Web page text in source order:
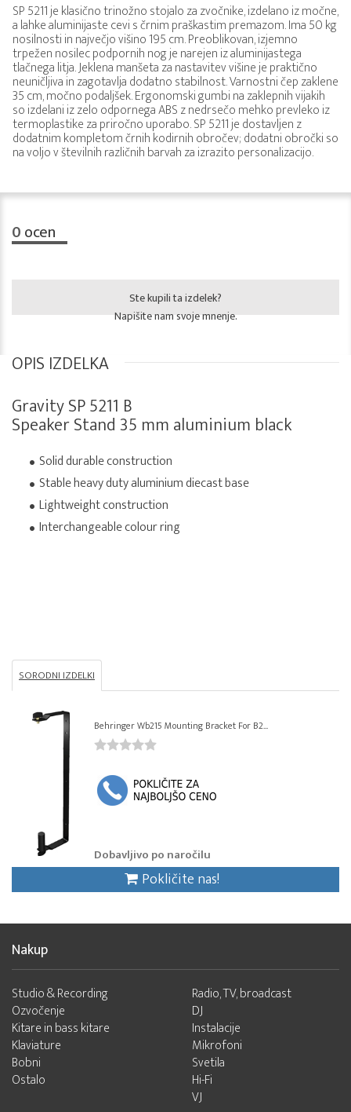
SP 5211 je klasično trinožno stojalo za zvočnike, izdelano iz močne,
a lahke aluminijaste cevi s črnim praškastim premazom. Ima 50 kg
nosilnosti in največjo višino 195 cm. Preoblikovan, izjemno
trpežen nosilec podpornih nog je narejen iz aluminijastega
tlačnega litja. Jeklena manšeta za nastavitev višine je praktično
neuničljiva in zagotavlja dodatno stabilnost. Varnostni čep zaklene
35 cm, močno podaljšek. Ergonomski gumbi na zaklepnih vijakih
so izdelani iz zelo odpornega ABS z nedrsečo mehko prevleko iz
termoplastike za priročno uporabo. SP 5211 je dostavljen z
dodatnim kompletom črnih kodirnih obročev; dodatni obročki so
na voljo v številnih različnih barvah za izrazito personalizacijo.
0ocen
Ste kupili ta izdelek?
Napišite nam svoje mnenje.
OPIS IZDELKA
Gravity SP 5211 B
Speaker Stand 35 mm aluminium black
Solid durable construction
Stable heavy duty aluminium diecast base
Lightweight construction
Interchangeable colour ring
SORODNI IZDELKI
Behringer Wb215 Mounting Bracket For B2...
Dobavljivo po naročilu
Pokličite nas!
Nakup
Studio & Recording
Ozvočenje
Kitare in bass kitare
Klaviature
Bobni
Ostalo
Radio, TV, broadcast
DJ
Instalacije
Mikrofoni
Svetila
Hi-Fi
VJ